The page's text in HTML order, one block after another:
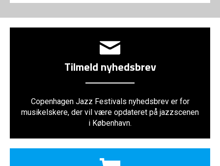
Tilmeld nyhedsbrev
Copenhagen Jazz Festivals nyhedsbrev er for
musikelskere, der vil være opdateret på jazzscenen
i København.